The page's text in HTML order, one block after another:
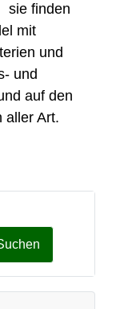
sie finden
mit
und
und
auf den
aller Art.